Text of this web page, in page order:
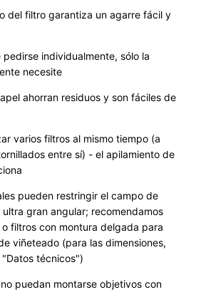
del filtro garantiza un agarre fácil y
individualmente, sólo la
necesite
ahorran residuos y son fáciles de
varios filtros al mismo tiempo (a
entre sí) - el apilamiento de
pueden restringir el campo de
gran angular; recomendamos
filtros con montura delgada para
viñeteado (para las dimensiones,
técnicos")
puedan montarse objetivos con